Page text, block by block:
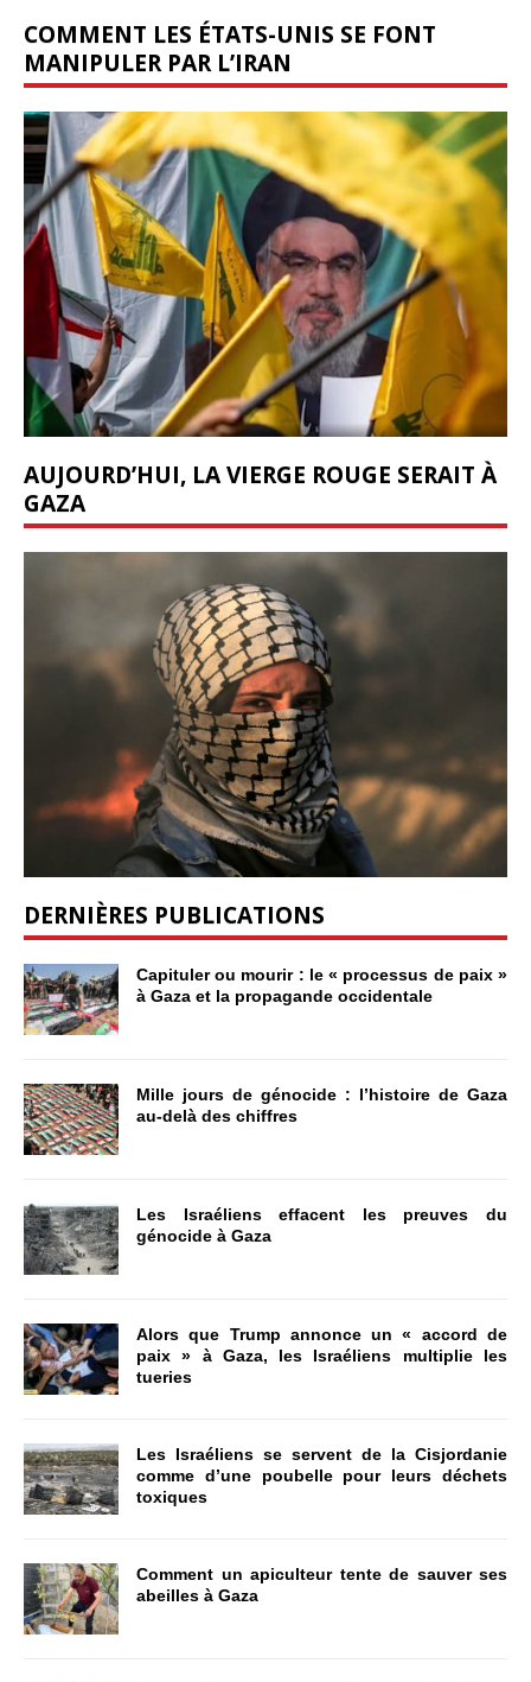
COMMENT LES ÉTATS-UNIS SE FONT
MANIPULER PAR L’IRAN
AUJOURD’HUI, LA VIERGE ROUGE SERAIT À
GAZA
DERNIÈRES PUBLICATIONS
Capituler ou mourir : le « processus de paix »
à Gaza et la propagande occidentale
Mille jours de génocide : l’histoire de Gaza
au-delà des chiffres
Les Israéliens effacent les preuves du
génocide à Gaza
Alors que Trump annonce un « accord de
paix » à Gaza, les Israéliens multiplie les
tueries
Les Israéliens se servent de la Cisjordanie
comme d’une poubelle pour leurs déchets
toxiques
Comment un apiculteur tente de sauver ses
abeilles à Gaza